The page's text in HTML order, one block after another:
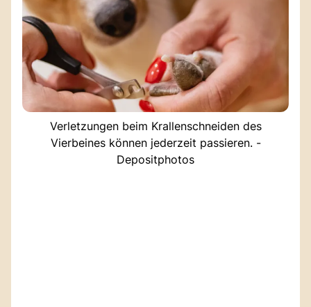
Verletzungen beim Krallenschneiden des
Vierbeines können jederzeit passieren. -
Depositphotos